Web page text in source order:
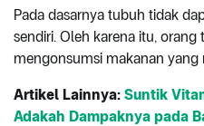
Pada dasarnya tubuh tidak
sendiri. Oleh karena itu,
mengonsumsi makanan
Artikel Lainnya: Suntik
Adakah Dampaknya pada